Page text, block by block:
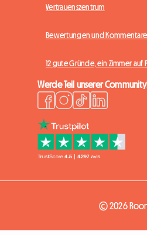
Vertrauenszentrum
Bewertungen und Kommentare
12 gute Gründe, ein Zimmer auf
Werde Teil unserer
© 2026